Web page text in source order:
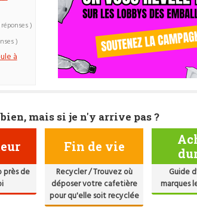
réponses )
)
à
bien, mais si je n'y arrive pas ?
près de
Fin de vie
Recycler / Trouvez où
déposer votre cafetière
pour qu'elle soit recyclée
Guide
marques